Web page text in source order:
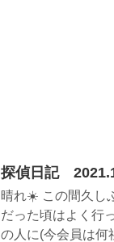
探偵日記
晴れ☀️ この間久し
だった頃はよく行
の人に(今会員は何